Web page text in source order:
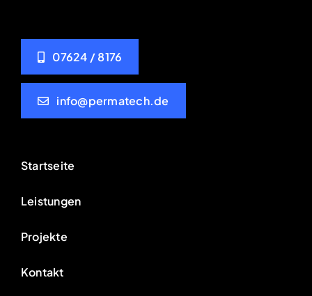
07624 / 8176
info@permatech.de
Startseite
Leistungen
Projekte
Kontakt